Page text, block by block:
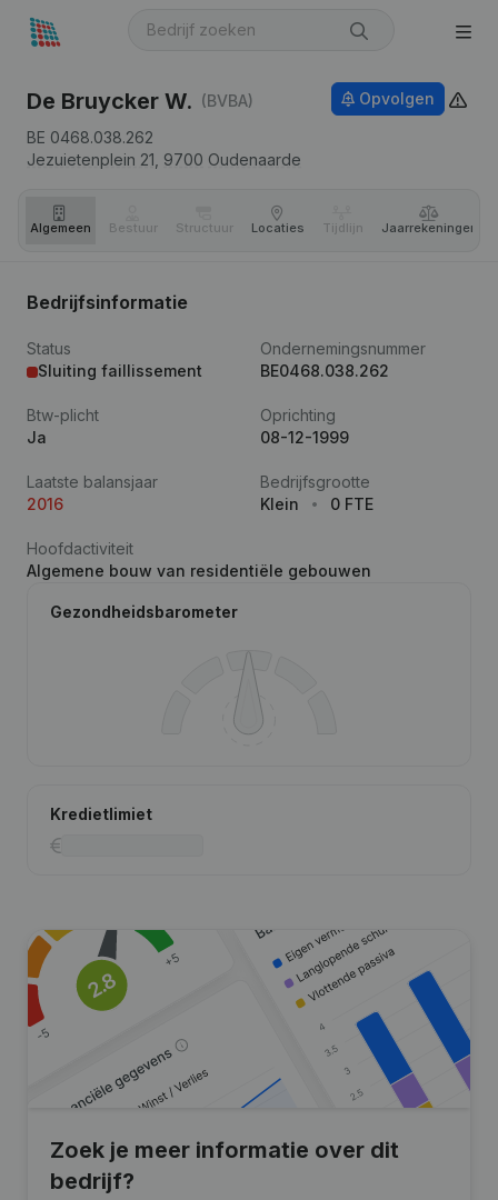
De Bruycker W. (BVBA)
BE 0468.038.262
Jezuietenplein 21, 9700 Oudenaarde
Opvolgen
Algemeen Bestuur Structuur Locaties Tijdlijn Jaar­rekeningen
Bedrijfsinformatie
Status
Sluiting faillissement
Ondernemingsnummer
BE0468.038.262
Btw-plicht
Ja
Oprichting
08-12-1999
Laatste balansjaar
2016
Bedrijfsgrootte
Klein
0 FTE
Hoofdactiviteit
Algemene bouw van residentiële gebouwen
Gezondheidsbarometer
Kredietlimiet
Zoek je meer informatie over dit
bedrijf?